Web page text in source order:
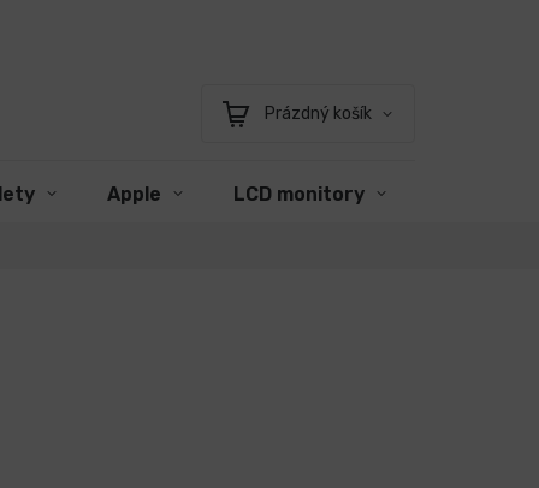
Nákupní
Prázdný košík
Apple LCD monitory